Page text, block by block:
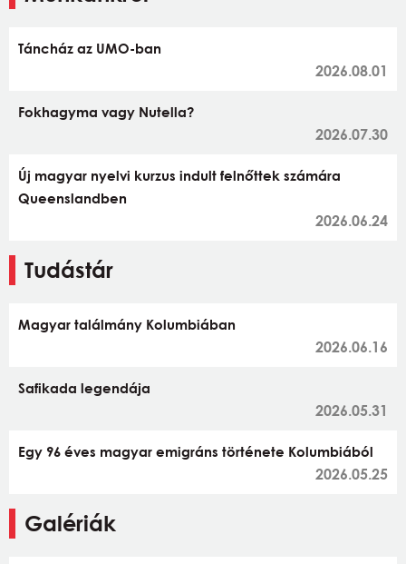
Táncház az UMO-ban
2026.08.01
Fokhagyma vagy Nutella?
2026.07.30
Új magyar nyelvi kurzus indult felnőttek számára
Queenslandben
2026.06.24
Tudástár
Magyar találmány Kolumbiában
2026.06.16
Safikada legendája
2026.05.31
Egy 96 éves magyar emigráns története Kolumbiából
2026.05.25
Galériák